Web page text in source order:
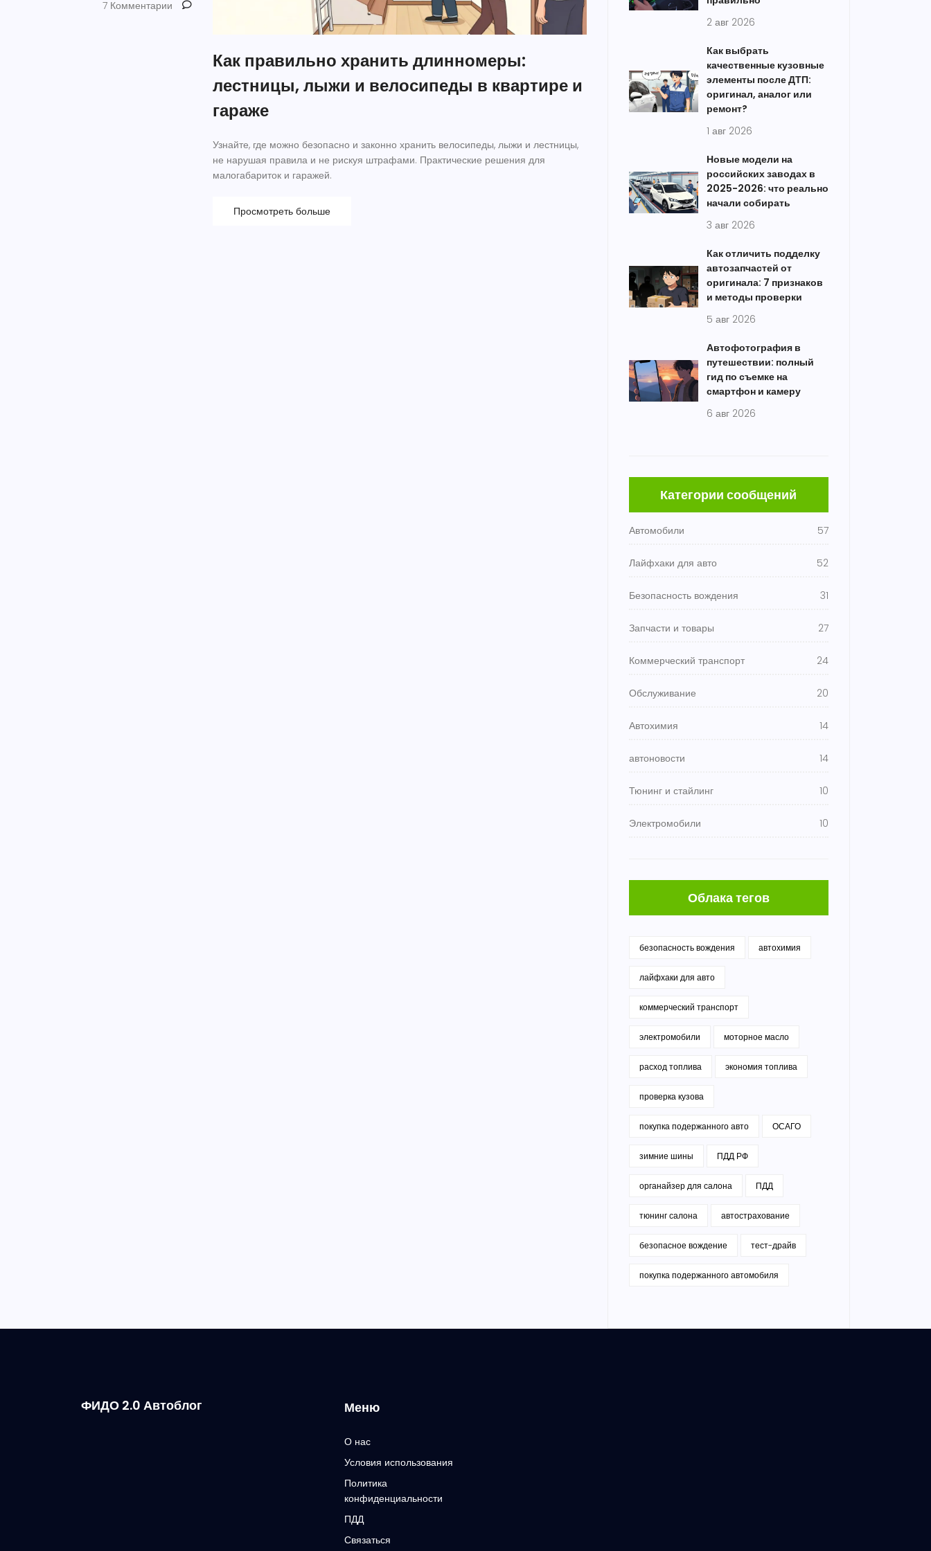
7 Комментарии
Как правильно хранить длинномеры:
лестницы, лыжи и велосипеды в квартире и
гараже
Узнайте, где можно безопасно и законно хранить велосипеды, лыжи и лестницы,
не нарушая правила и не рискуя штрафами. Практические решения для
малогабариток и гаражей.
Просмотреть больше
2 авг 2026
Как выбрать
качественные кузовные
элементы после ДТП:
оригинал, аналог или
ремонт?
1 авг 2026
Новые модели на
российских заводах в
2025-2026: что реально
начали собирать
3 авг 2026
Как отличить подделку
автозапчастей от
оригинала: 7 признаков
и методы проверки
5 авг 2026
Автофотография в
путешествии: полный
гид по съемке на
смартфон и камеру
6 авг 2026
Категории сообщений
Автомобили 57
Лайфхаки для авто 52
Безопасность вождения 31
Запчасти и товары 27
Коммерческий транспорт 24
Обслуживание 20
Автохимия 14
автоновости 14
Тюнинг и стайлинг 10
Электромобили 10
Облака тегов
безопасность вождения автохимия
лайфхаки для авто
коммерческий транспорт
электромобили моторное масло
расход топлива экономия топлива
проверка кузова
покупка подержанного авто ОСАГО
зимние шины ПДД РФ
органайзер для салона ПДД
тюнинг салона автострахование
безопасное вождение тест-драйв
покупка подержанного автомобиля
ФИДО 2.0 Автоблог Меню
О нас
Условия использования
Политика
конфиденциальности
ПДД
Связаться